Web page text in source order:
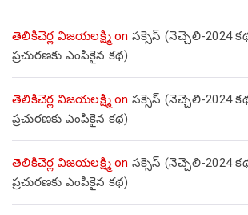
తెలికిచెర్ల విజయలక్ష్మిon సక్సెస్ (నెచ్చెలి-
ప్రచురణకు ఎంపికైన కథ)
తెలికిచెర్ల విజయలక్ష్మిon సక్సెస్ (నెచ్చెలి-
ప్రచురణకు ఎంపికైన కథ)
తెలికిచెర్ల విజయలక్ష్మిon సక్సెస్ (నెచ్చెలి-
ప్రచురణకు ఎంపికైన కథ)